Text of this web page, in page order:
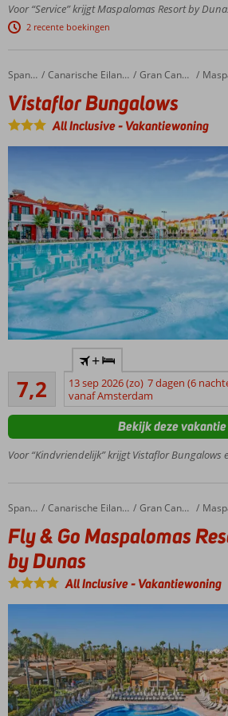
speeltuin,
miniclub
& -disco
Fijne 2- en 3-
Gratis
shuttleservice
Voor “Service” krijgt Maspalomas Resort by
2 recente boekingen
Home Spanje Canarische Eilanden Gran Canaria
Vistaflor Bungalows
Vistaflor Bungalows
All Inclusive-Vakantiewoning
the year
award
Dicht bij
Fijne 2- en 3-
Gratis
shuttleservice
strand
Ontbijt,
Halfpension,
Volpension
of All
7,2
Voldoende/goed
23
beoordelingen
+
13 sep 2026 (zo) 7 dagen (6
vanaf Amsterdam
Voor “Kindvriendelijk” krijgt Vistaflor Bungalows
Bekijk deze vakantie
Home Spanje Canarische Eilanden Gran Canaria
Fly & Go Maspalomas Resort by Dunas
Fly & Go Maspalomas
by Dunas
All Inclusive-Vakantiewoning